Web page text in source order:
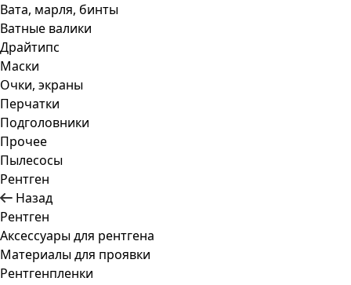
Вата, марля, бинты
Ватные валики
Драйтипс
Маски
Очки, экраны
Перчатки
Подголовники
Прочее
Пылесосы
Рентген
Назад
Рентген
Аксессуары для рентгена
Материалы для проявки
Рентгенпленки